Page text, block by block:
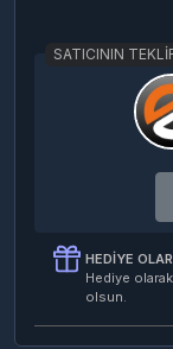
SATICININ
HEDIYE
Hediye
olsun.